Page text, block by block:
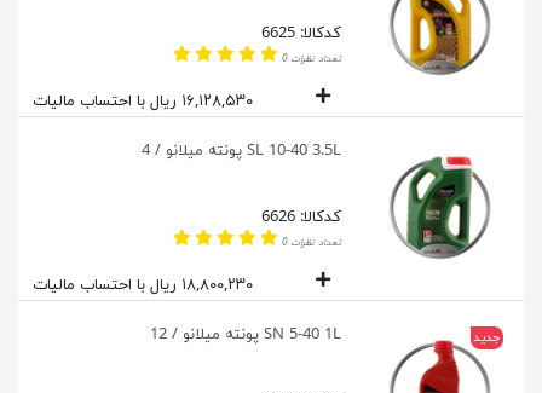
کدکالا: 6625
تعداد نظرات 0
۱۶,۱۲۸,۵۳۰ ریال با احتساب مالیات
SL 10-40 3.5L پونته میلانو / 4
کدکالا: 6626
تعداد نظرات 0
۱۸,۸۰۰,۲۳۰ ریال با احتساب مالیات
جدید SN 5-40 1L پونته میلانو / 12